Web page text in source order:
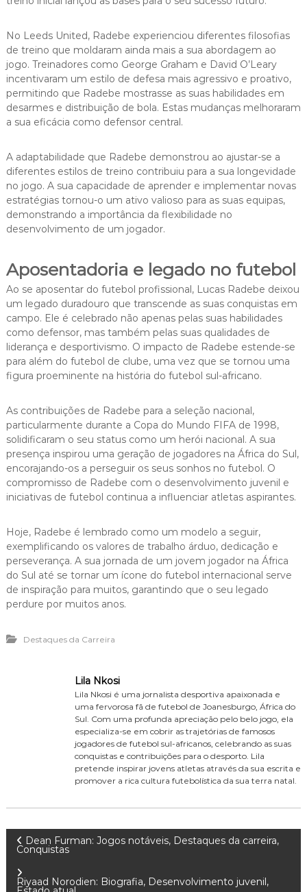
No Leeds United, Radebe experienciou diferentes filosofias
de treino que moldaram ainda mais a sua abordagem ao
jogo. Treinadores como George Graham e David O’Leary
incentivaram um estilo de defesa mais agressivo e proativo,
permitindo que Radebe mostrasse as suas habilidades em
desarmes e distribuição de bola. Estas mudanças melhoraram
a sua eficácia como defensor central.
A adaptabilidade que Radebe demonstrou ao ajustar-se a
diferentes estilos de treino contribuiu para a sua longevidade
no jogo. A sua capacidade de aprender e implementar novas
estratégias tornou-o um ativo valioso para as suas equipas,
demonstrando a importância da flexibilidade no
desenvolvimento de um jogador.
Aposentadoria e legado no futebol
Ao se aposentar do futebol profissional, Lucas Radebe deixou
um legado duradouro que transcende as suas conquistas em
campo. Ele é celebrado não apenas pelas suas habilidades
como defensor, mas também pelas suas qualidades de
liderança e desportivismo. O impacto de Radebe estende-se
para além do futebol de clube, uma vez que se tornou uma
figura proeminente na história do futebol sul-africano.
As contribuições de Radebe para a seleção nacional,
particularmente durante a Copa do Mundo FIFA de 1998,
solidificaram o seu status como um herói nacional. A sua
presença inspirou uma geração de jogadores na África do Sul,
encorajando-os a perseguir os seus sonhos no futebol. O
compromisso de Radebe com o desenvolvimento juvenil e
iniciativas de futebol continua a influenciar atletas aspirantes.
Hoje, Radebe é lembrado como um modelo a seguir,
exemplificando os valores de trabalho árduo, dedicação e
perseverança. A sua jornada de um jovem jogador na África
do Sul até se tornar um ícone do futebol internacional serve
de inspiração para muitos, garantindo que o seu legado
perdure por muitos anos.
Destaques da Carreira
Lila Nkosi
Lila Nkosi é uma jornalista desportiva apaixonada e
uma fervorosa fã de futebol de Joanesburgo, África do
Sul. Com uma profunda apreciação pelo belo jogo, ela
especializa-se em cobrir as trajetórias de famosos
jogadores de futebol sul-africanos, celebrando as suas
conquistas e contribuições para o desporto. Lila
pretende inspirar jovens atletas através da sua escrita e
promover a rica cultura futebolística da sua terra natal.
P Dean Furman: Jogos notáveis, Destaques da carreira,
Conquistas
Riyaad Norodien: Biografia, Desenvolvimento juvenil,